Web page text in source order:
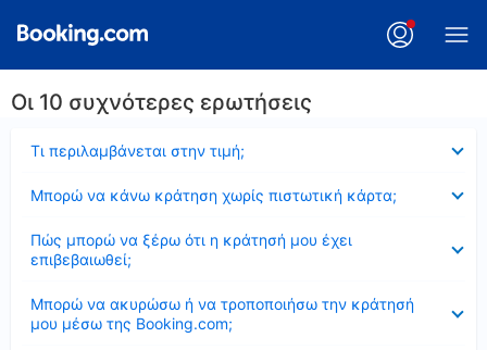
Οι 10 συχνότερες ερωτήσεις
Τι περιλαμβάνεται στην τιμή;
Μπορώ να κάνω κράτηση χωρίς πιστωτική κάρτα;
Πώς μπορώ να ξέρω ότι η κράτησή μου έχει
επιβεβαιωθεί;
Μπορώ να ακυρώσω ή να τροποποιήσω την κράτησή
μου μέσω της Booking.com;